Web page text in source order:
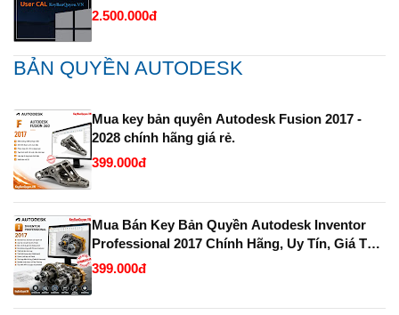
2.500.000đ
BẢN QUYỀN AUTODESK
Mua key bản quyên Autodesk Fusion 2017 -
2028 chính hãng giá rẻ.
399.000đ
Mua Bán Key Bản Quyền Autodesk Inventor
Professional 2017 Chính Hãng, Uy Tín, Giá Tốt
Tại KeyBanQuyen.VN
399.000đ